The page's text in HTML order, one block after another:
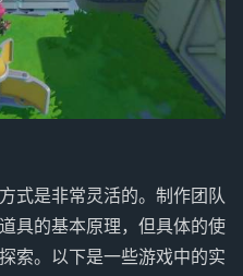
式是非常灵活的。制作团队
具的基本原理，但具体的使
索。以下是一些游戏中的实